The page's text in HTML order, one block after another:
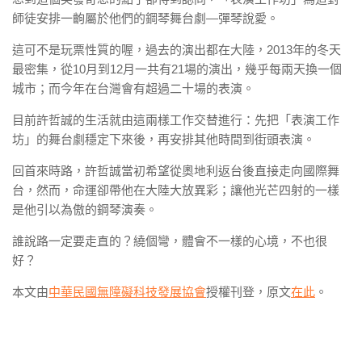
師徒安排一齣屬於他們的鋼琴舞台劇—彈琴說愛。
這可不是玩票性質的喔，過去的演出都在大陸，2013年的冬天
最密集，從10月到12月一共有21場的演出，幾乎每兩天換一個
城市；而今年在台灣會有超過二十場的表演。
目前許哲誠的生活就由這兩樣工作交替進行：先把「表演工作
坊」的舞台劇穩定下來後，再安排其他時間到街頭表演。
回首來時路，許哲誠當初希望從奧地利返台後直接走向國際舞
台，然而，命運卻帶他在大陸大放異彩；讓他光芒四射的一樣
是他引以為傲的鋼琴演奏。
誰說路一定要走直的？繞個彎，體會不一樣的心境，不也很
好？
本文由中華民國無障礙科技發展協會授權刊登，原文在此 。